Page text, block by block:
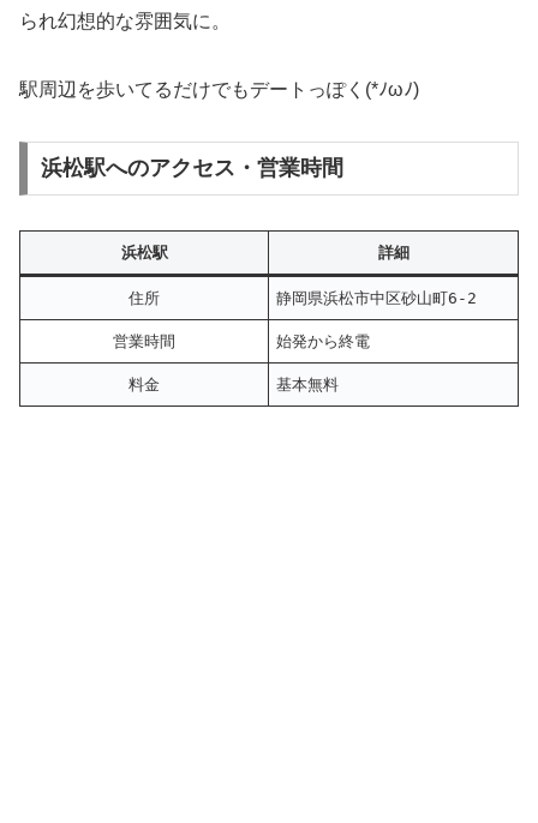
られ幻想的な雰囲気に。
駅周辺を歩いてるだけでもデートっぽく(*ﾉωﾉ)
浜松駅へのアクセス・営業時間
浜松駅 詳細
住所 静岡県浜松市中区砂山町6-2
営業時間 始発から終電
料金 基本無料